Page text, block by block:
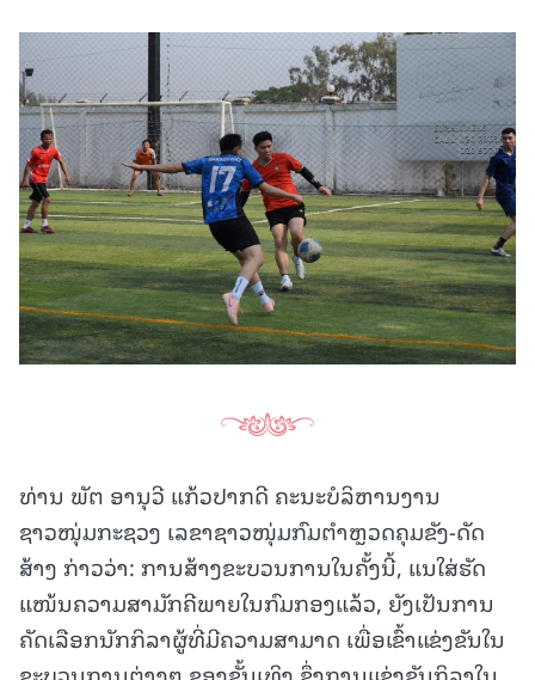
ທ່ານ ພັຕ ອານຸວີ ແກ້ວປາກດີ ຄະນະບໍລິຫານງານ
ຊາວໜຸ່ມກະຊວງ ເລຂາຊາວໜຸ່ມກົມຕຳຫຼວດຄຸມຂັງ-ດັດ
ສ້າງ ກ່າວວ່າ: ການສ້າງຂະບວນການໃນຄັ້ງນີ້, ແນໃສ່ຮັດ
ແໜ້ນຄວາມສາມັກຄີພາຍໃນກົມກອງແລ້ວ, ຍັງເປັນການ
ຄັດເລືອກນັກກິລາຜູ້ທີ່ມີຄວາມສາມາດ ເພື່ອເຂົ້າແຂ່ງຂັນໃນ